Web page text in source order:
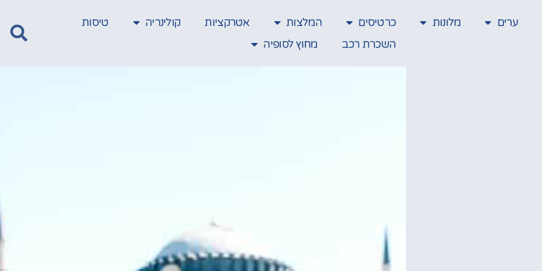
ערים מלונות כרטיסים המלצות אטרקציות קולינריה
טיסות
השכרת רכב
מחוץ לסופיה